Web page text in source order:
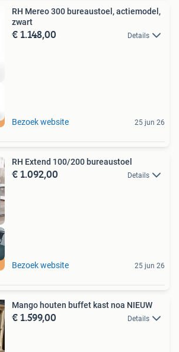
RH Mereo 300 bureaustoel, actiemodel,
zwart
€ 1.148,00 Details
Bezoek website 25 jun 26
RH Extend 100/200 bureaustoel
€ 1.092,00 Details
Bezoek website 25 jun 26
Mango houten buffet kast noa NIEUW
€ 1.599,00 Details